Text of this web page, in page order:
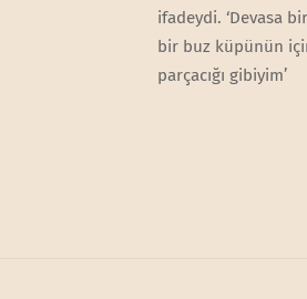
ifadeydi. ‘Devasa
bir buz küpünün
parçacığı gibiyim’